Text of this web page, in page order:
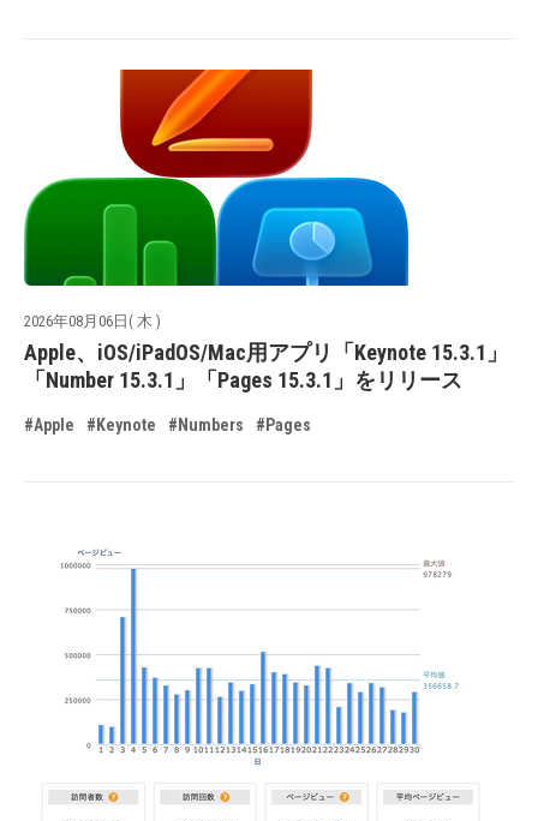
2026年08月06日( 木 )
Apple、iOS/iPadOS/Mac用アプリ「Keynote 15.3.1」
「Number 15.3.1」「Pages 15.3.1」をリリース
#Apple #Keynote #Numbers #Pages